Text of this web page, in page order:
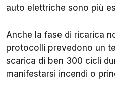
auto elettriche sono più
Anche la fase di ricarica
protocolli prevedono un
scarica di ben 300 cicli
manifestarsi incendi o